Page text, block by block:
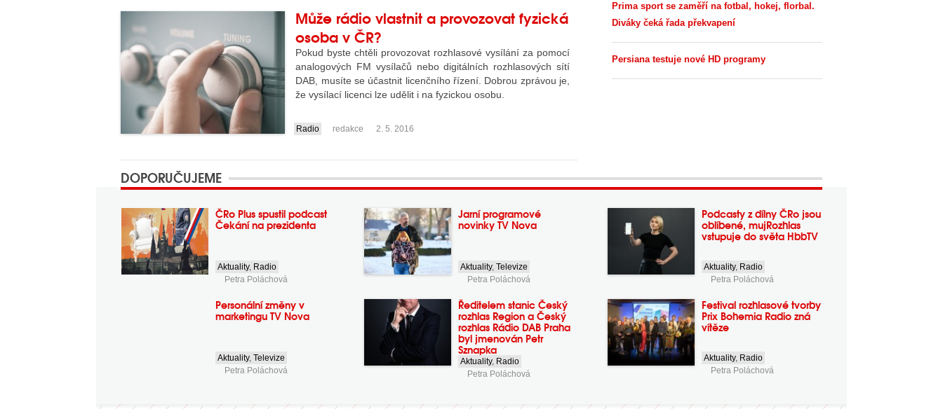
Může rádio vlastnit a provozovat fyzická
osoba v ČR?
Pokud byste chtěli provozovat rozhlasové vysílání za pomocí
analogových FM vysílačů nebo digitálních rozhlasových sítí
DAB, musíte se účastnit licenčního řízení. Dobrou zprávou je,
že vysílací licenci lze udělit i na fyzickou osobu.
....
Radio redakce 2. 5. 2016
Prima sport se zaměří na fotbal, hokej, florbal.
Diváky čeká řada překvapení
Persiana testuje nové HD programy
DOPORUČUJEME
ČRo Plus spustil podcast
Čekání na prezidenta
Aktuality, Radio
Petra Poláchová
Jarní programové
novinky TV Nova
Aktuality,Televize
Petra Poláchová
Podcasty z dílny ČRo jsou
oblíbené, mujRozhlas
vstupuje do světa HbbTV
Aktuality, Radio
Petra Poláchová
Personální změny v
marketingu TV Nova
Aktuality,Televize
Petra Poláchová
Ředitelem stanic Český
rozhlas Region a Český
rozhlas Rádio DAB Praha
byl jmenován Petr
Sznapka
Aktuality, Radio
Petra Poláchová
Festival rozhlasové tvorby
Prix Bohemia Radio zná
vítěze
Aktuality, Radio
Petra Poláchová